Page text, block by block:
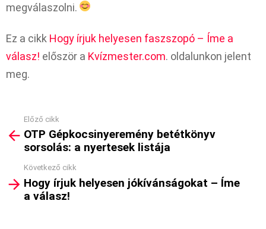
megválaszolni.
Ez a cikk Hogy írjuk helyesen faszszopó – Íme a
válasz! először a Kvízmester.com. oldalunkon jelent
meg.
more
Előző cikk
OTP Gépkocsinyeremény betétkönyv
sorsolás: a nyertesek listája
Következő cikk
Hogy írjuk helyesen jókívánságokat – Íme
a válasz!